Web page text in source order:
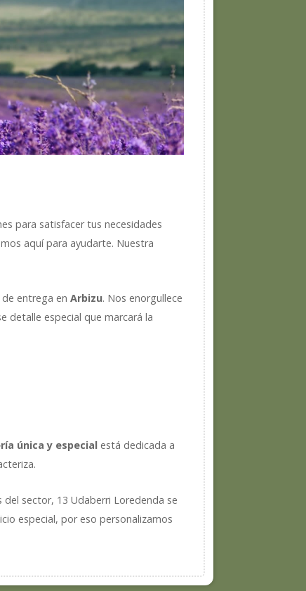
para satisfacer tus necesidades
aquí para ayudarte. Nuestra
entrega en Arbizu. Nos enorgullece
detalle especial que marcará la
única y especial está dedicada a
sector, 13 Udaberri Loredenda se
especial, por eso personalizamos